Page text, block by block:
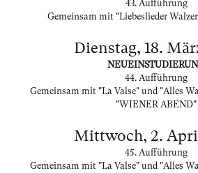
43. Aufführung
Gemeinsam mit "Liebeslieder
Dienstag, 18.
44. Aufführung
Gemeinsam mit "La Valse" und "Alles
"WIENER ABEND"
Mittwoch, 2.
45. Aufführung
Gemeinsam mit "La Valse" und "Alles